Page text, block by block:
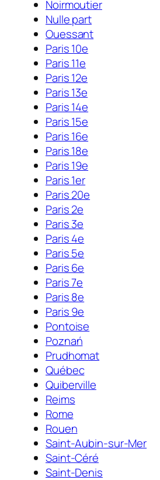
Noirmoutier
Nulle part
Ouessant
Paris 10e
Paris 11e
Paris 12e
Paris 13e
Paris 14e
Paris 15e
Paris 16e
Paris 18e
Paris 19e
Paris 1er
Paris 20e
Paris 2e
Paris 3e
Paris 4e
Paris 5e
Paris 6e
Paris 7e
Paris 8e
Paris 9e
Pontoise
Poznań
Prudhomat
Québec
Quiberville
Reims
Rome
Rouen
Saint-Aubin-sur-Mer
Saint-Céré
Saint-Denis